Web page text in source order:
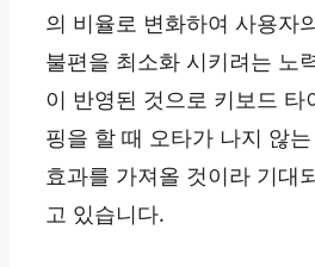
의 비율로 변화하여 사용자
불편을 최소화 시키려는 노
이 반영된 것으로 키보드 타
핑을 할 때 오타가 나지 않는
효과를 가져올 것이라 기대
고 있습니다.